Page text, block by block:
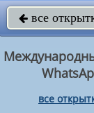
 все
все